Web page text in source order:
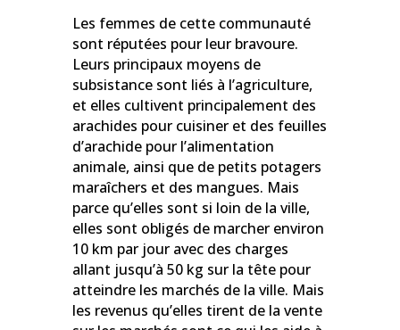
Les femmes de cette communauté
sont réputées pour leur bravoure.
Leurs principaux moyens de
subsistance sont liés à l’agriculture,
et elles cultivent principalement des
arachides pour cuisiner et des feuilles
d’arachide pour l’alimentation
animale, ainsi que de petits potagers
maraîchers et des mangues. Mais
parce qu’elles sont si loin de la ville,
elles sont obligés de marcher environ
10 km par jour avec des charges
allant jusqu’à 50 kg sur la tête pour
atteindre les marchés de la ville. Mais
les revenus qu’elles tirent de la vente